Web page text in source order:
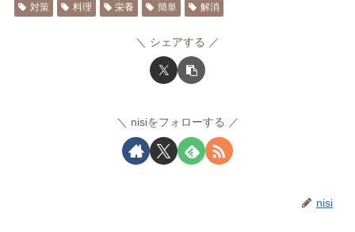
対策 料理 栄養 簡単 解消
シェアする
nisiをフォローする
nisi